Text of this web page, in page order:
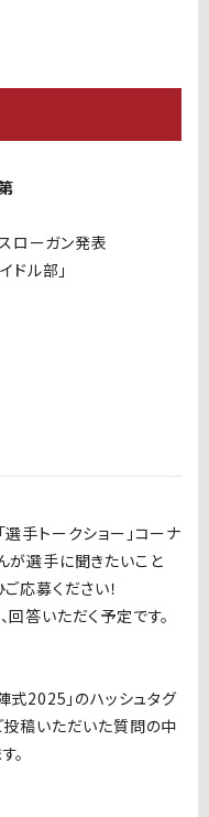
スローガン発表
ドル部」
手トークショー」コーナ
が選手に聞きたいこと
応募ください！
答いただく予定です。
式2025 」のハッシュタグ
投稿いただいた質問の中
。